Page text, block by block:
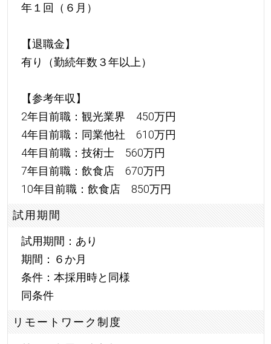
年１回（６月）
【退職金】
有り（勤続年数３年以上）
【参考年収】
2年目前職：観光業界 450万円
4年目前職：同業他社 610万円
4年目前職：技術士 560万円
7年目前職：飲食店 670万円
10年目前職：飲食店 850万円
試用期間
試用期間：あり
期間：６か月
条件：本採用時と同様
同条件
リモートワーク制度